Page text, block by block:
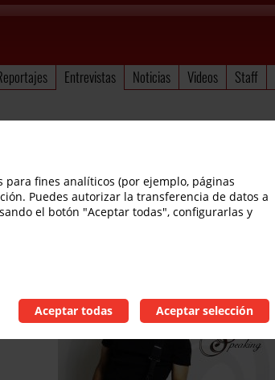
Entrevistas Noticias Videos Staff
fines analíticos (por ejemplo, páginas
Puedes autorizar la transferencia de datos a
el botón "Aceptar todas", configurarlas y
Aceptar todas Aceptar selección